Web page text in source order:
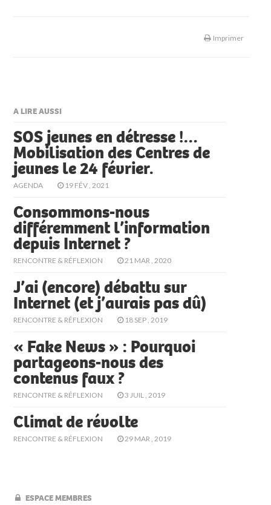
Imprimer
A LIRE AUSSI
SOS jeunes en détresse !…
Mobilisation des Centres de
jeunes le 24 février.
AGENDA 19 FÉV , 2021
Consommons-nous
différemment l’information
depuis Internet ?
RENCONTRE & RÉFLEXION 21 MAR , 2020
J’ai (encore) débattu sur
Internet (et j’aurais pas dû)
RENCONTRE & RÉFLEXION 18 SEP , 2019
« Fake News » : Pourquoi
partageons-nous des
contenus faux ?
RENCONTRE & RÉFLEXION 3 JUIL , 2019
Climat de révolte
RENCONTRE & RÉFLEXION 29 MAR , 2019
ESPACE MEMBRES